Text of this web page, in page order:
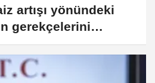
artışı yönündeki
gerekçelerini